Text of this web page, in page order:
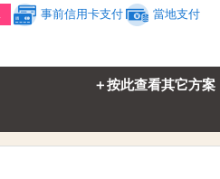
事前信用卡支付 當地支付
＋按此查看其它方案